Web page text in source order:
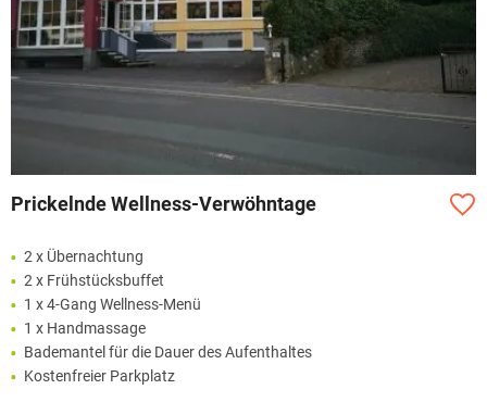
Prickelnde Wellness-Verwöhntage
2 x Übernachtung
2 x Frühstücksbuffet
1 x 4-Gang Wellness-Menü
1 x Handmassage
Bademantel für die Dauer des Aufenthaltes
Kostenfreier Parkplatz